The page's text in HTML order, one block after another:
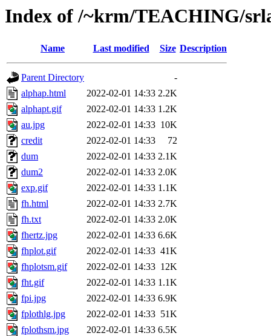
Index of /~krm/TEACHING/
Name Last modified Size Description
Parent Directory
-
alphap.html
2022-02-01 14:33 2.2K
alphapt.gif
2022-02-01 14:33 1.2K
au.jpg
2022-02-01 14:33 10K
credit
2022-02-01 14:33
72
dum
2022-02-01 14:33 2.1K
dum2
2022-02-01 14:33 2.0K
exp.gif
2022-02-01 14:33 1.1K
fh.html
2022-02-01 14:33 2.7K
fh.txt
2022-02-01 14:33 2.0K
fhertz.jpg
2022-02-01 14:33 6.6K
fhplot.gif
2022-02-01 14:33 41K
fhplotsm.gif
2022-02-01 14:33 12K
fht.gif
2022-02-01 14:33 1.1K
fpi.jpg
2022-02-01 14:33 6.9K
fplothlg.jpg
2022-02-01 14:33 51K
fplothsm.jpg
2022-02-01 14:33 6.5K